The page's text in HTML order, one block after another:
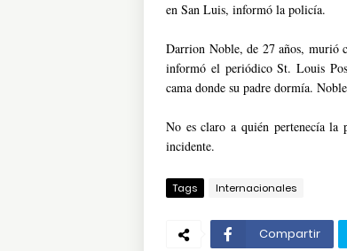
en San Luis, informó la policía.
Darrion Noble, de 27 años, murió
informó el periódico St. Louis
cama donde su padre dormía.
No es claro a quién pertenecía
incidente.
Tags Internacionales
Compartir